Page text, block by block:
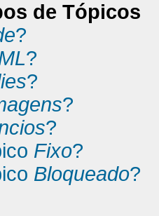
de Tópicos
?
?
?
?
?
Fixo?
Bloqueado?